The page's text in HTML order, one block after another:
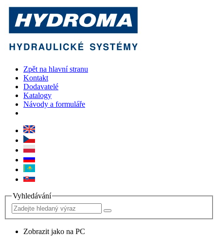
Zpět na hlavní stranu
Kontakt
Dodavatelé
Katalogy
Návody a formuláře
Vyhledávání
Zobrazit jako na PC